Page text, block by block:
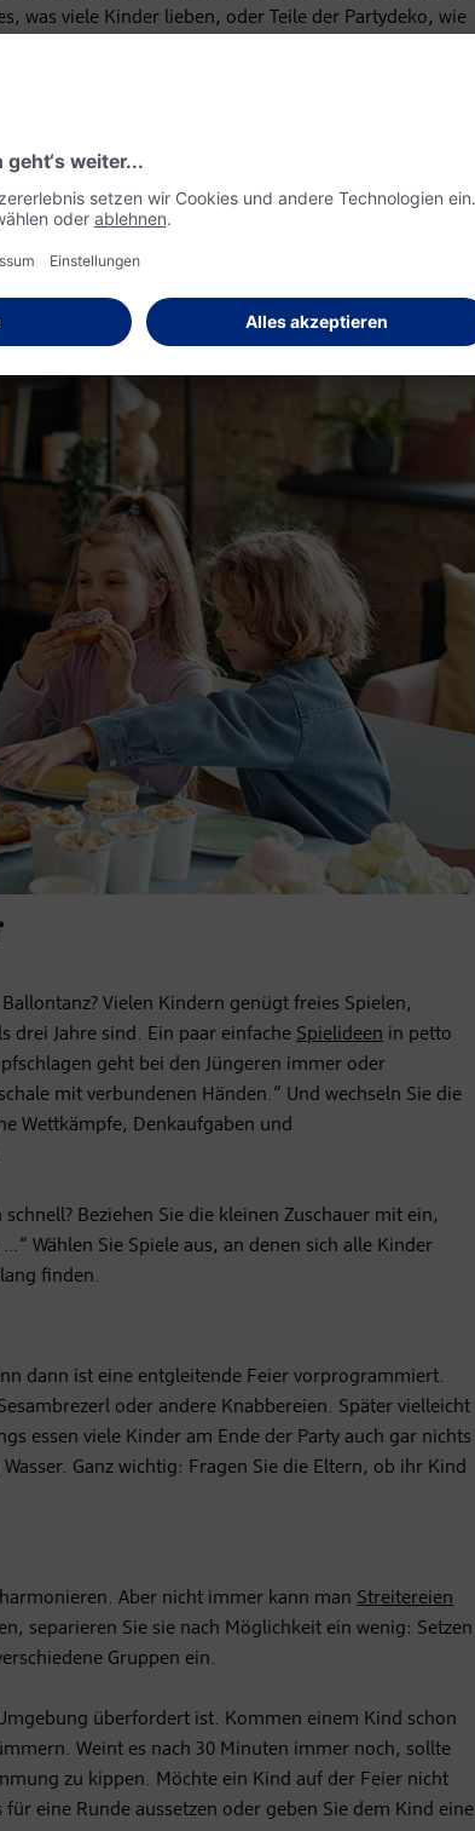
was viele Kinder lieben, oder Teile der Partydeko, wie
Sommer genügt dafür eine Wasserschlacht im Garten,
der Wald eine passende Location für eine
bei der Einladung an, dass Sie den
anziehen.
Vielen Kindern genügt freies Spielen,
drei Jahre sind. Ein paar einfache Spielideen in petto
geht bei den Jüngeren immer oder
mit verbundenen Händen.“ Und wechseln Sie die
Wettkämpfe, Denkaufgaben und
Beziehen Sie die kleinen Zuschauer mit ein,
Wählen Sie Spiele aus, an denen sich alle Kinder
finden.
dann ist eine entgleitende Feier vorprogrammiert.
oder andere Knabbereien. Später vielleicht
essen viele Kinder am Ende der Party auch gar nichts
Ganz wichtig: Fragen Sie die Eltern, ob ihr Kind
Aber nicht immer kann man Streitereien
separieren Sie sie nach Möglichkeit ein wenig: Setzen
Gruppen ein.
überfordert ist. Kommen einem Kind schon
Weint es nach 30 Minuten immer noch, sollte
zu kippen. Möchte ein Kind auf der Feier nicht
eine Runde aussetzen oder geben Sie dem Kind eine